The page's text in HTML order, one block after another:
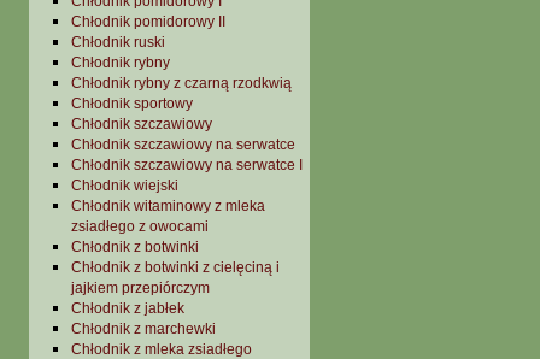
Chłodnik pomidorowy II
Chłodnik ruski
Chłodnik rybny
Chłodnik rybny z czarną rzodkwią
Chłodnik sportowy
Chłodnik szczawiowy
Chłodnik szczawiowy na serwatce
Chłodnik szczawiowy na serwatce I
Chłodnik wiejski
Chłodnik witaminowy z mleka
zsiadłego z owocami
Chłodnik z botwinki
Chłodnik z botwinki z cielęciną i
jajkiem przepiórczym
Chłodnik z jabłek
Chłodnik z marchewki
Chłodnik z mleka zsiadłego